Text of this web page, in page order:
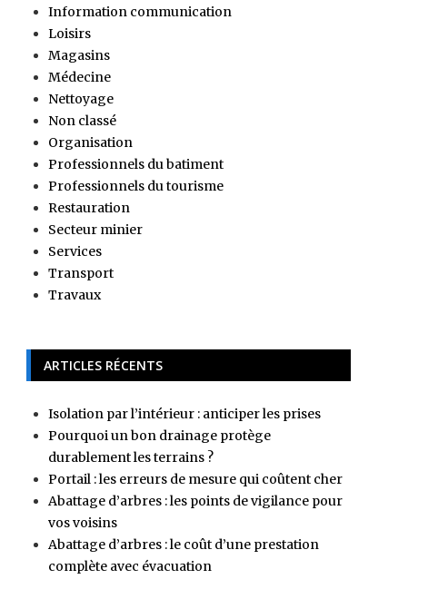
Information communication
Loisirs
Magasins
Médecine
Nettoyage
Non classé
Organisation
Professionnels du batiment
Professionnels du tourisme
Restauration
Secteur minier
Services
Transport
Travaux
ARTICLES RÉCENTS
Isolation par l’intérieur : anticiper les prises
Pourquoi un bon drainage protège
durablement les terrains ?
Portail : les erreurs de mesure qui coûtent cher
Abattage d’arbres : les points de vigilance pour
vos voisins
Abattage d’arbres : le coût d’une prestation
complète avec évacuation